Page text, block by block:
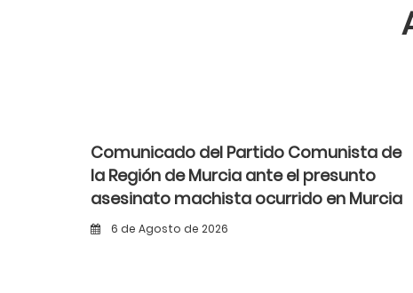
Comunicado del Partido Comunista de
la Región de Murcia ante el presunto
asesinato machista ocurrido en Murcia
6 de Agosto de 2026